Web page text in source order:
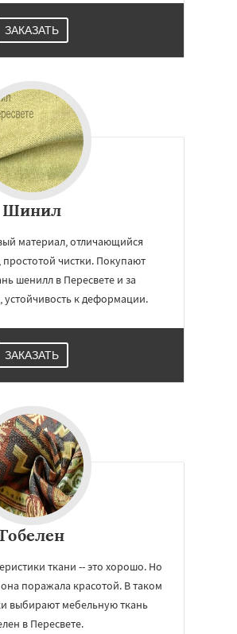
ЗАКАЗАТЬ
Шинил
материал, отличающийся
простотой чистки. Покупают
шенилл в Пересвете и за
устойчивость к деформации.
ЗАКАЗАТЬ
Гобелен
ткани -- это хорошо. Но
она поражала красотой. В таком
выбирают мебельную ткань
в Пересвете.